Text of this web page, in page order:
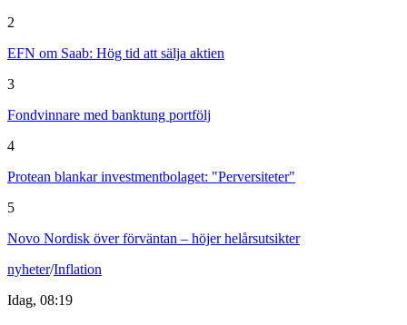
2
EFN om Saab: Hög tid att sälja aktien
3
Fondvinnare med banktung portfölj
4
Protean blankar investmentbolaget: "Perversiteter"
5
Novo Nordisk över förväntan – höjer helårsutsikter
nyheter/Inflation
Idag, 08:19